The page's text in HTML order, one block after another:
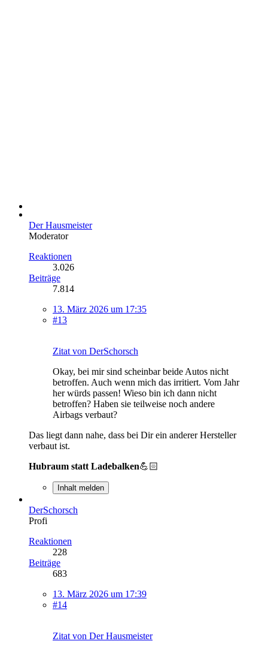
Der Hausmeister
Moderator
Reaktionen
3.026
Beiträge
7.814
13. März 2026 um 17:35
#13
Zitat von DerSchorsch
Okay, bei mir sind scheinbar beide Autos nicht
betroffen. Auch wenn mich das irritiert. Vom Jahr
her würds passen! Wieso bin ich dann nicht
betroffen? Haben sie teilweise noch andere
Airbags verbaut?
Das liegt dann nahe, dass bei Dir ein anderer Hersteller
verbaut ist.
Hubraum statt Ladebalken💪🏻
Inhalt melden
DerSchorsch
Profi
Reaktionen
228
Beiträge
683
13. März 2026 um 17:39
#14
Zitat von Der Hausmeister